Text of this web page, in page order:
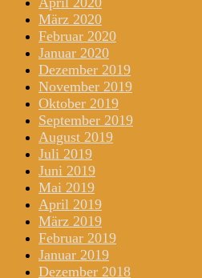
März 2020
Februar 2020
Januar 2020
Dezember 2019
November 2019
Oktober 2019
September 2019
August 2019
Juli 2019
Juni 2019
Mai 2019
April 2019
März 2019
Februar 2019
Januar 2019
Dezember 2018